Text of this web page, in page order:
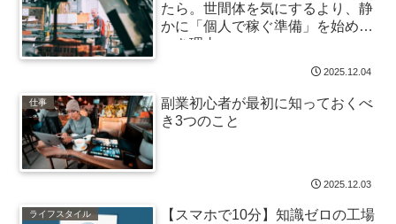
たら。世間体を気にするより、静
かに「個人で稼ぐ準備」を始める
べき理由
2025.12.04
仕事
副業初心者が最初に知っておくべ
き3つのこと
2025.12.03
ライフスタイル
【スマホで10分】知識ゼロの工場